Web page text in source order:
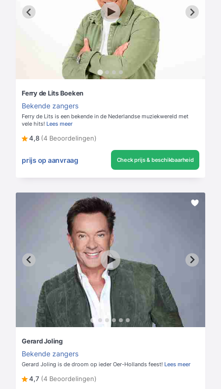
Ferry de Lits Boeken
Bekende zangers
Ferry de Lits is een bekende in de Nederlandse muziekwereld met
vele hits! Lees meer
4,8 (4 Beoordelingen)
prijs op aanvraag Check prijs & beschikbaarheid
Gerard Joling
Bekende zangers
Gerard Joling is de droom op ieder Oer-Hollands feest! Lees meer
4,7 (4 Beoordelingen)